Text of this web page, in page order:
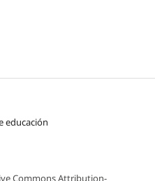
educación
Commons Attribution-